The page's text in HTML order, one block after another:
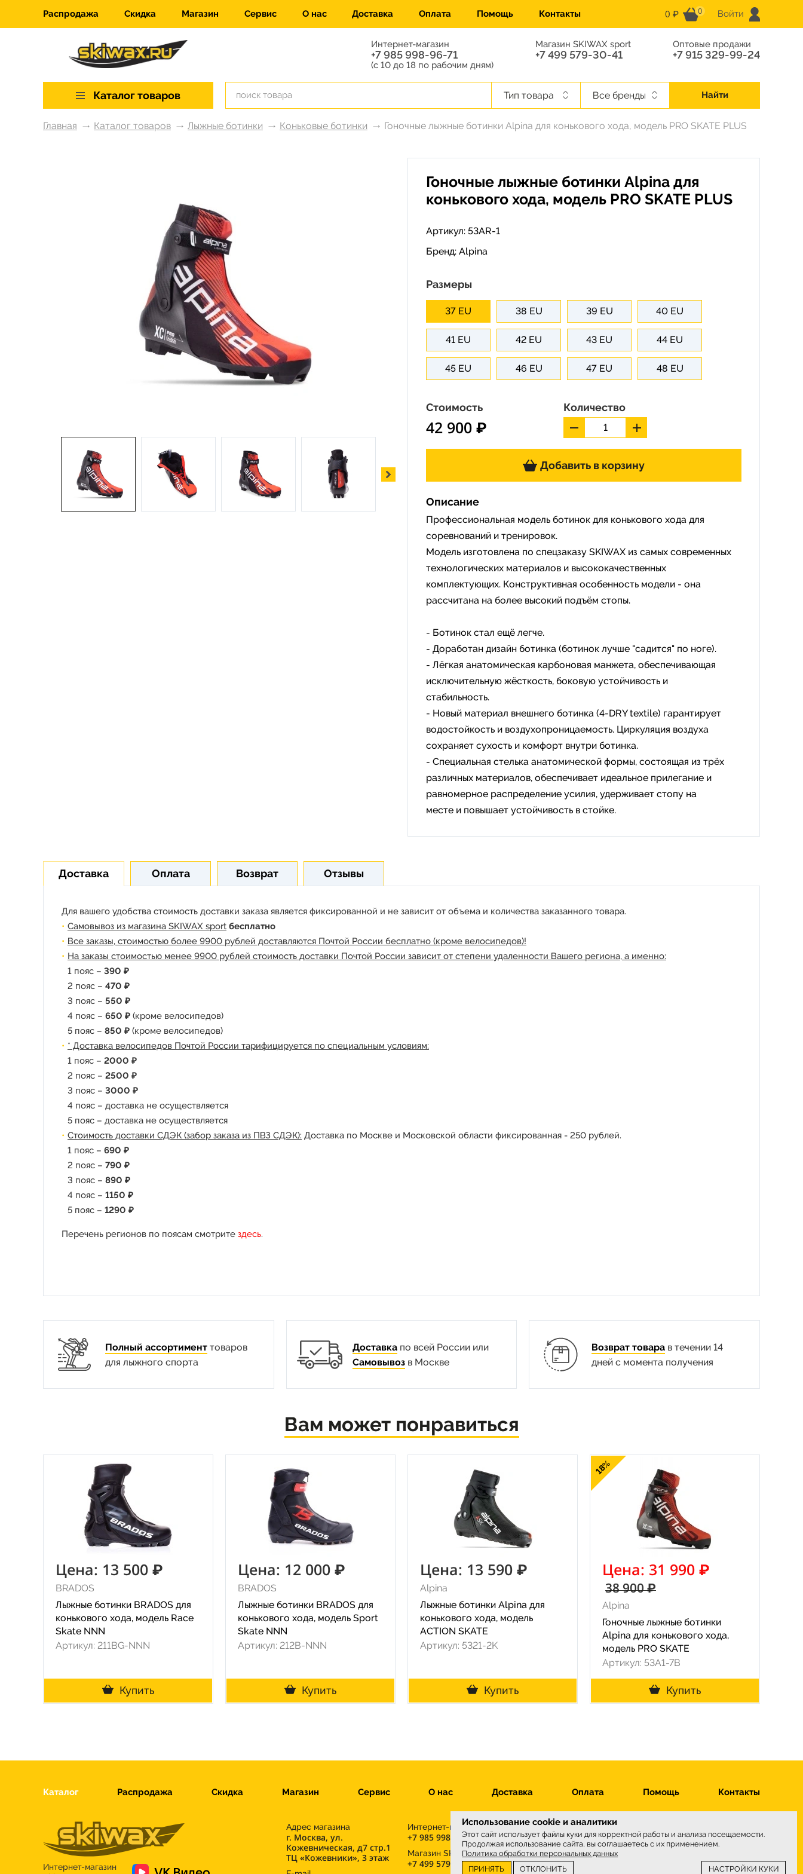
Распродажа Скидка Магазин Сервис О нас Доставка Оплата Помощь Контакты 0 ₽ 0 Войти
Интернет-магазин
+7 985 998-96-71
(с 10 до 18 по рабочим дням)
Магазин SKIWAX sport
+7 499 579-30-41
Оптовые продажи
+7 915 329-99-24
Каталог товаров Тип товара Все бренды Найти
Главная Каталог товаров Лыжные ботинки Коньковые ботинки Гоночные лыжные ботинки Alpina для конькового хода, модель PRO SKATE PLUS
Гоночные лыжные ботинки Alpina для
конькового хода, модель PRO SKATE PLUS
Артикул: 53AR-1
Бренд: Alpina
Размеры
37 EU 38 EU 39 EU 40 EU
41 EU 42 EU 43 EU 44 EU
45 EU 46 EU 47 EU 48 EU
Стоимость
42 900 ₽
Количество
Добавить в корзину
Описание
Профессиональная модель ботинок для конькового хода для
соревнований и тренировок.
Модель изготовлена по спецзаказу SKIWAX из самых современных
технологических материалов и высококачественных
комплектующих. Конструктивная особенность модели - она
рассчитана на более высокий подъём стопы.
- Ботинок стал ещё легче.
- Доработан дизайн ботинка (ботинок лучше "садится" по ноге).
- Лёгкая анатомическая карбоновая манжета, обеспечивающая
исключительную жёсткость, боковую устойчивость и
стабильность.
- Новый материал внешнего ботинка (4-DRY textile) гарантирует
водостойкость и воздухопроницаемость. Циркуляция воздуха
сохраняет сухость и комфорт внутри ботинка.
- Специальная стелька анатомической формы, состоящая из трёх
различных материалов, обеспечивает идеальное прилегание и
равномерное распределение усилия, удерживает стопу на
месте и повышает устойчивость в стойке.
Доставка Оплата Возврат Отзывы
Для вашего удобства стоимость доставки заказа является фиксированной и не зависит от объема и количества заказанного товара.
Самовывоз из магазина SKIWAX sport бесплатно
Все заказы, стоимостью более 9900 рублей доставляются Почтой России бесплатно (кроме велосипедов)!
На заказы стоимостью менее 9900 рублей стоимость доставки Почтой России зависит от степени удаленности Вашего региона, а именно:
1 пояс – 390 ₽
2 пояс – 470 ₽
3 пояс – 550 ₽
4 пояс – 650 ₽ (кроме велосипедов)
5 пояс – 850 ₽ (кроме велосипедов)
* Доставка велосипедов Почтой России тарифицируется по специальным условиям:
1 пояс – 2000 ₽
2 пояс – 2500 ₽
3 пояс – 3000 ₽
4 пояс – доставка не осуществляется
5 пояс – доставка не осуществляется
Стоимость доставки СДЭК (забор заказа из ПВЗ СДЭК): Доставка по Москве и Московской области фиксированная - 250 рублей.
1 пояс – 690 ₽
2 пояс – 790 ₽
3 пояс – 890 ₽
4 пояс – 1150 ₽
5 пояс – 1290 ₽
Перечень регионов по поясам смотрите здесь.
Полный ассортименттоваров
для лыжного спорта
Доставкапо всей России или
Самовывозв Москве
Возврат товарав течении 14
дней с момента получения
Вам может понравиться
Цена: 13 500 ₽
BRADOS
Лыжные ботинки BRADOS для
конькового хода, модель Race
Skate NNN
Артикул: 211BG-NNN
Купить
Цена: 12 000 ₽
BRADOS
Лыжные ботинки BRADOS для
конькового хода, модель Sport
Skate NNN
Артикул: 212B-NNN
Купить
Цена: 13 590 ₽
Alpina
Лыжные ботинки Alpina для
конькового хода, модель
ACTION SKATE
Артикул: 5321-2K
Купить
18%
Цена: 31 990 ₽
38 900 ₽
Alpina
Гоночные лыжные ботинки
Alpina для конькового хода,
модель PRO SKATE
Артикул: 53A1-7B
Купить
Каталог Распродажа Скидка Магазин Сервис О нас Доставка Оплата Помощь Контакты
Интернет-магазин
Адрес магазина
г. Москва, ул.
Кожевническая, д7 стр.1
ТЦ «Кожевники», 3 этаж
Интернет-магазин
+7 985 998-96-71
Магазин SKIWAX sport
+7 499 579-30-41
Мы принимаем
Использование cookie и аналитики
Этот сайт использует файлы куки для корректной работы и анализа посещаемости.
Продолжая использование сайта, вы соглашаетесь с их применением.
Политика обработки персональных данных
ПРИНЯТЬ
ОТКЛОНИТЬ НАСТРОЙКИ КУКИ